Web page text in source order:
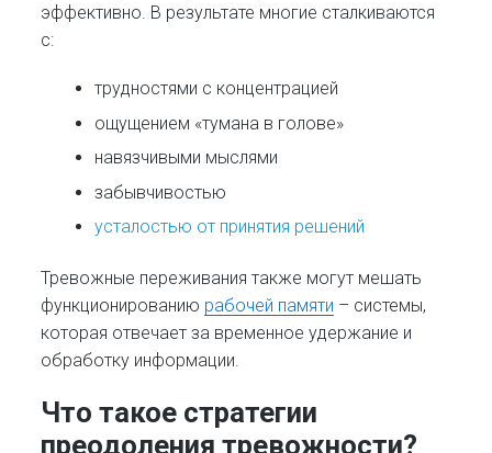
эффективно. В результате многие сталкиваются
с:
трудностями с концентрацией
ощущением «тумана в голове»
навязчивыми мыслями
забывчивостью
усталостью от принятия решений
Тревожные переживания также могут мешать
функционированию рабочей памяти – системы,
которая отвечает за временное удержание и
обработку информации.
Что такое стратегии
преодоления тревожности?